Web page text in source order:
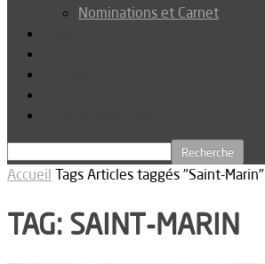
Nominations et Carnet
Accueil Tags Articles taggés "Saint-Marin"
TAG: SAINT-MARIN